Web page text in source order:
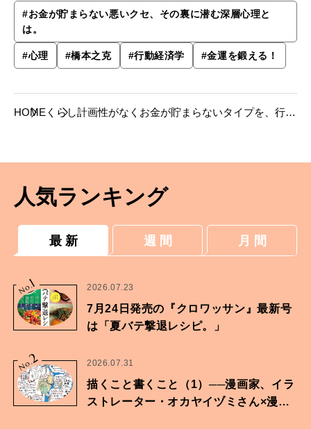
#お金が貯まらない悪いクセ、その裏に潜む深層心理と
は。
#心理 #橋本之克 #行動経済学 #金運を鍛える！
HOME くらし計画性がなくお金が貯まらないタイプを、行動
人気ランキング
最 新 週 間 月 間
No.
1 2026.07.23
7月24日発売の『クロワッサン』最新号
は「夏バテ撃退レシピ。」
No.2 2026.07.31
描くこと書くこと（1）──漫画家、イラ
ストレーター・オカヤイヅミさん×漫画